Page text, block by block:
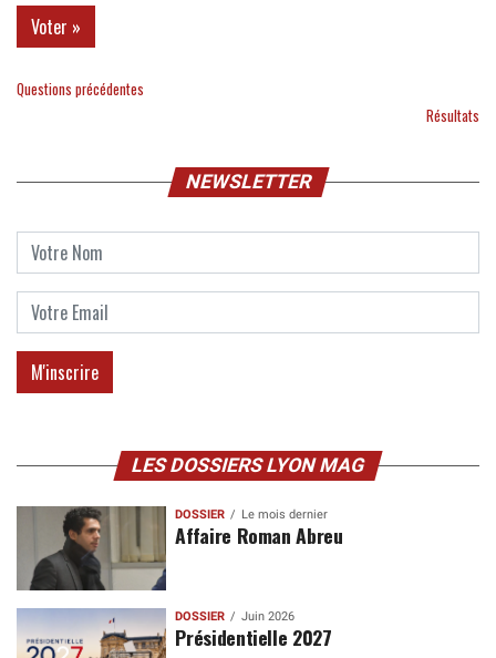
Questions précédentes
Résultats
NEWSLETTER
LES DOSSIERS LYON MAG
DOSSIER Le mois dernier
Affaire Roman Abreu
DOSSIER Juin 2026
Présidentielle 2027